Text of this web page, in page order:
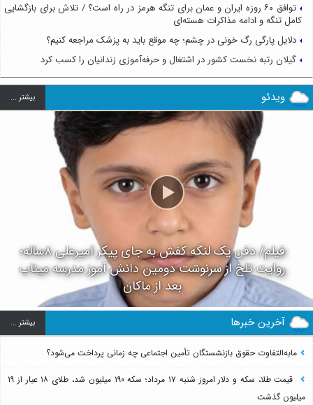
توافق ۶۰ روزه ایران و عمان برای تنگه هرمز در راه است؟ / تلاش برای بازگشایی
کامل تنگه و ادامه مذاکرات هسته‌ای
دلایل پارگی رگ خونی در چشم؛ چه موقع باید به پزشک مراجعه کنیم؟
گیلان رتبه نخست کشور در اشتغال و حرفه‌آموزی زندانیان را کسب کرد
ویدئو بيشتر ...
فیلم/ دفن یک لنگه کفش به جای پیکر امیرعلی ۸ساله؛
روایت تلخ از سرنوشت دومین دانش آموز مدرسه میناب
بعد از ماکان
آخرین خبرها بيشتر ...
مابه‌التفاوت حقوق بازنشستگان تأمین اجتماعی چه زمانی پرداخت می‌شود؟
قیمت طلا، سکه و دلار امروز شنبه ۱۷ مرداد؛ سکه ۱۹۰ میلیون شد، طلای ۱۸ عیار از ۱۹
میلیون گذشت